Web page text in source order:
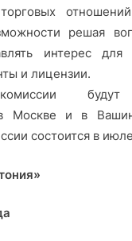
решая
интерес
и лицензии.
будут
Москве и в
состоится в